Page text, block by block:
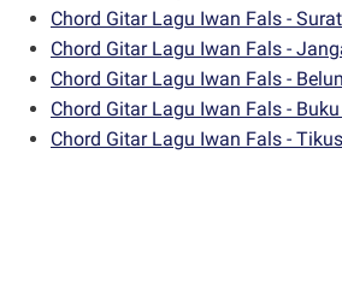
Chord Gitar Lagu Iwan Fals -
Chord Gitar Lagu Iwan Fals -
Chord Gitar Lagu Iwan Fals -
Chord Gitar Lagu Iwan Fals -
Chord Gitar Lagu Iwan Fals -